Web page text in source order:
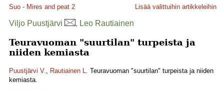
Suo - Mires and peat 2 Lisää valittuihin artikkeleihin
Viljo Puustjärvi , Leo Rautiainen
Teuravuoman "suurtilan" turpeista ja
niiden kemiasta
Puustjärvi V., Rautiainen L. Teuravuoman "suurtilan" turpeista ja niiden
kemiasta.